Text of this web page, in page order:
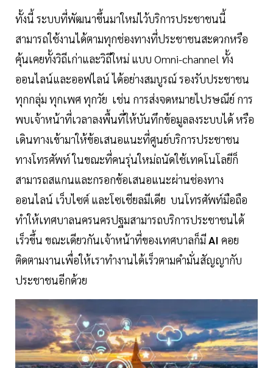
ทั้งนี้ ระบบที่พัฒนาขึ้นมาใหม่ไว้บริการประชาชนนี้
สามารถใช้งานได้ตามทุกช่องทางที่ประชาชนสะดวกหรือ
คุ้นเคยทั้งวิถีเก่าและวิถีใหม่ แบบ Omni-channel ทั้ง
ออนไลน์และออฟไลน์ ได้อย่างสมบูรณ์ รองรับประชาชน
ทุกกลุ่ม ทุกเพศ ทุกวัย เช่น การส่งจดหมายไปรษณีย์ การ
พบเจ้าหน้าที่เวลาลงพื้นที่ให้บันทึกข้อมูลลงระบบได้ หรือ
เดินทางเข้ามาให้ข้อเสนอแนะที่ศูนย์บริการประชาชน
ทางโทรศัพท์ ในขณะที่คนรุ่นใหม่ถนัดใช้เทคโนโลยีก็
สามารถสแกนและกรอกข้อเสนอแนะผ่านช่องทาง
ออนไลน์ เว็บไซต์ และโซเชียลมีเดีย บนโทรศัพท์มือถือ
ทำให้เทศบาลนครนครปฐมสามารถบริการประชาชนได้
เร็วขึ้น ขณะเดียวกันเจ้าหน้าที่ของเทศบาลก็มีAI คอย
ติดตามงานเพื่อให้เราทำงานได้เร็วตามคำมั่นสัญญากับ
ประชาชนอีกด้วย